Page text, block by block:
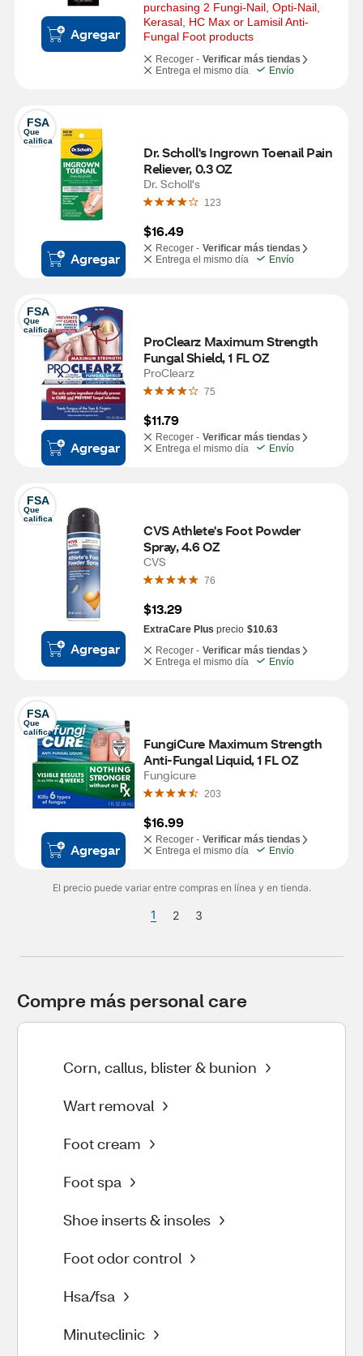
Agregar
purchasing 2 Fungi-Nail, Opti-Nail,
Kerasal, HC Max or Lamisil Anti-
Fungal Foot products
Recoger - Verificar más tiendas
Entrega el mismo día
Envío
FSA
Que
califica
Agregar
Dr. Scholl's Ingrown Toenail Pain
Reliever, 0.3 OZ
Dr. Scholl's
123
$16.49
Recoger - Verificar más tiendas
Entrega el mismo día
Envío
FSA
Que
califica
Agregar
ProClearz Maximum Strength
Fungal Shield, 1 FL OZ
ProClearz
75
$11.79
Recoger - Verificar más tiendas
Entrega el mismo día
Envío
FSA
Que
califica
Agregar
CVS Athlete's Foot Powder
Spray, 4.6 OZ
CVS
76
$13.29
ExtraCare Plus precio $10.63
Recoger - Verificar más tiendas
Entrega el mismo día
Envío
FSA
Que
califica
Agregar
FungiCure Maximum Strength
Anti-Fungal Liquid, 1 FL OZ
Fungicure
203
$16.99
Recoger - Verificar más tiendas
Entrega el mismo día
Envío
El precio puede variar entre compras en línea y en tienda.
1 2 3
Compre más personal care
Corn, callus, blister & bunion
Wart removal
Foot cream
Foot spa
Shoe inserts & insoles
Foot odor control
Hsa/fsa
Minuteclinic